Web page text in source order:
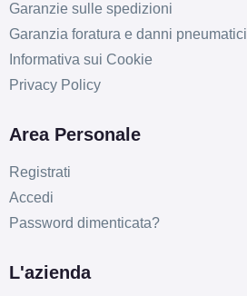
Garanzie sulle spedizioni
Garanzia foratura e danni pneumatici
Informativa sui Cookie
Privacy Policy
Area Personale
Registrati
Accedi
Password dimenticata?
L'azienda